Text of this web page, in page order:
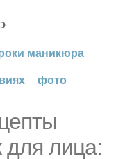
маникюра
фото
лица: